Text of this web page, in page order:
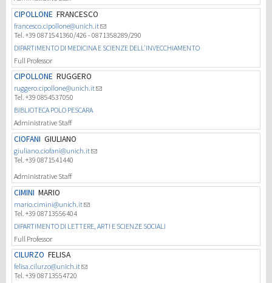
CIPOLLONE FRANCESCO
francesco.cipollone@unich.it
Tel. +39 0871541360/426 - 0871358289/290
DIPARTIMENTO DI MEDICINA E SCIENZE DELL'INVECCHIAMENTO
Full Professor
CIPOLLONE RUGGERO
ruggero.cipollone@unich.it
Tel. +39 0854537050
BIBLIOTECA POLO PESCARA
Administrative Staff
CIOFANI GIULIANO
giuliano.ciofani@unich.it
Tel. +39 0871541440
Administrative Staff
CIMINI MARIO
mario.cimini@unich.it
Tel. +39 08713556404
DIPARTIMENTO DI LETTERE, ARTI E SCIENZE SOCIALI
Full Professor
CILURZO FELISA
felisa.cilurzo@unich.it
Tel. +39 08713554720